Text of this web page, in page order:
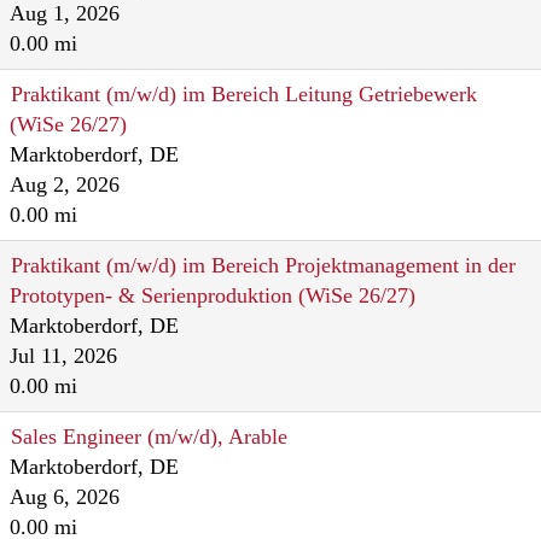
Aug 1, 2026
0.00 mi
Praktikant (m/w/d) im Bereich Leitung Getriebewerk
(WiSe 26/27)
Marktoberdorf, DE
Aug 2, 2026
0.00 mi
Praktikant (m/w/d) im Bereich Projektmanagement in der
Prototypen- & Serienproduktion (WiSe 26/27)
Marktoberdorf, DE
Jul 11, 2026
0.00 mi
Sales Engineer (m/w/d), Arable
Marktoberdorf, DE
Aug 6, 2026
0.00 mi